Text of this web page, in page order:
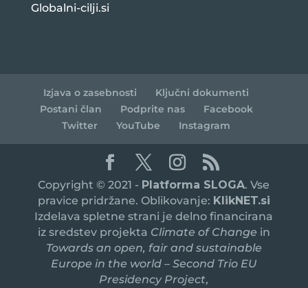
Globalni-cilji.si
Izjava o zasebnosti
Ključni dokumenti
Postani član
Podprite nas
Facebook
Twitter
YouTube Instagram
Copyright © 2021 - Platforma SLOGA. Vse
pravice pridržane. Oblikovanje: KlikNET.si
Izdelava spletne strani je delno financirana
iz sredstev projekta Climate of Change in
Towards an open, fair and sustainable
Europe in the world – Second Trio EU
Presidency Project,